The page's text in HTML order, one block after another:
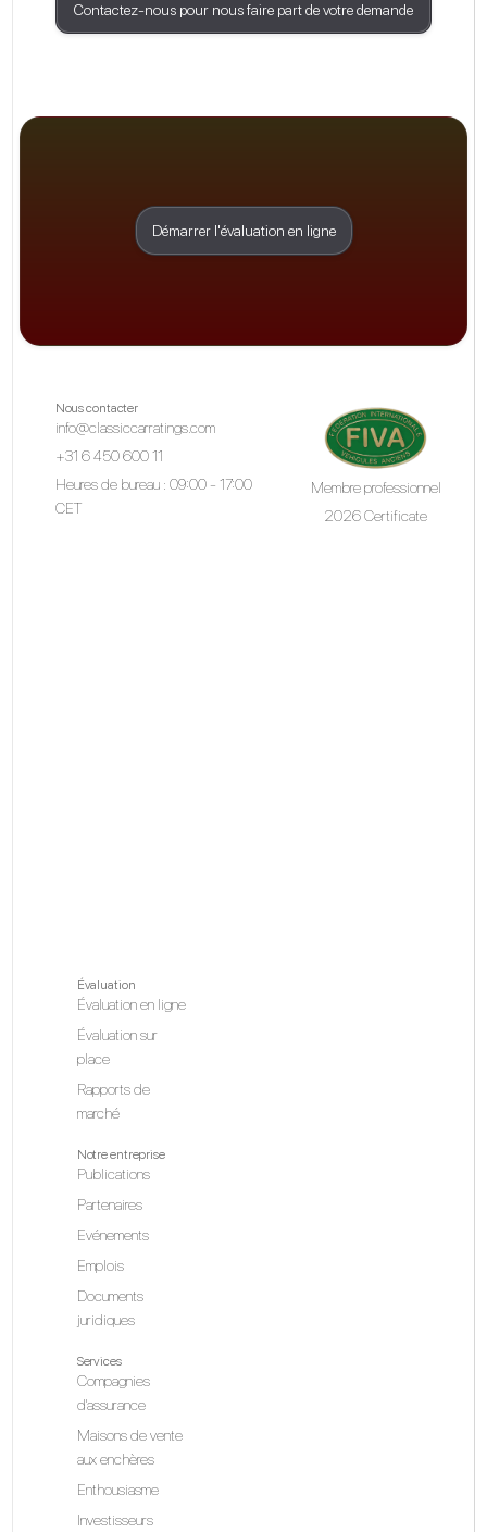
Contactez-nous pour nous faire part de votre demande
Démarrer l'évaluation en ligne
Nous contacter
info@classiccarratings.com
+31 6 450 600 11
Heures de bureau : 09:00 - 17:00
CET
Membre professionnel
2026 Certificate
Évaluation
Évaluation en ligne
Évaluation sur
place
Rapports de
marché
Notre entreprise
Publications
Partenaires
Evénements
Emplois
Documents
juridiques
Services
Compagnies
d'assurance
Maisons de vente
aux enchères
Enthousiasme
Investisseurs